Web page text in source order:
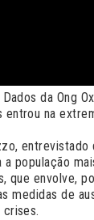
da Ong
na
população
envolve,
medidas de